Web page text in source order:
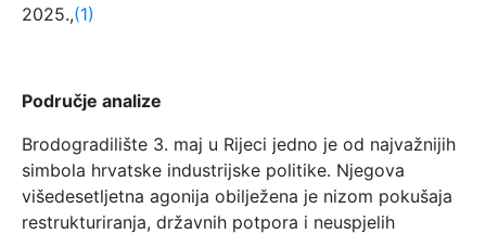
2025.,(1)
Područje analize
Brodogradilište 3. maj u Rijeci jedno je od najvažnijih
simbola hrvatske industrijske politike. Njegova
višedesetljetna agonija obilježena je nizom pokušaja
restrukturiranja, državnih potpora i neuspjelih